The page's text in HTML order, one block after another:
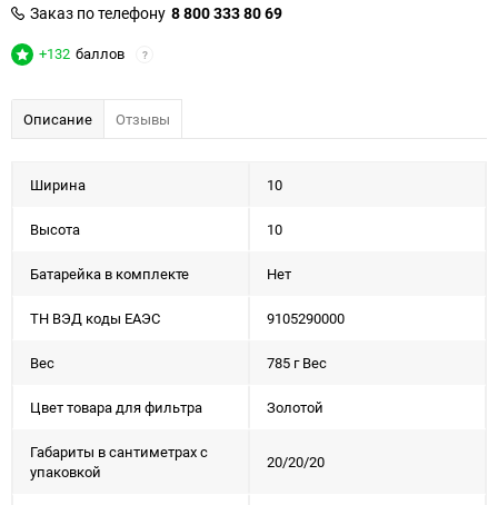
Заказ по телефону 8 800 333 80 69
+132 баллов ?
Описание Отзывы
Ширина 10
Высота 10
Батарейка в комплекте Нет
ТН ВЭД коды ЕАЭС 9105290000
Вес 785 г Вес
Цвет товара для фильтра Золотой
Габариты в сантиметрах с
упаковкой
20/20/20